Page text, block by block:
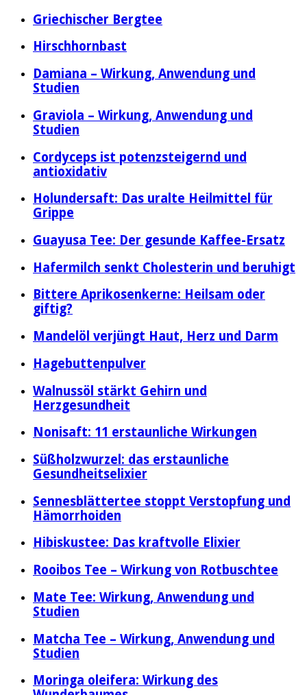
Griechischer Bergtee
Hirschhornbast
Damiana – Wirkung, Anwendung und
Studien
Graviola – Wirkung, Anwendung und
Studien
Cordyceps ist potenzsteigernd und
antioxidativ
Holundersaft: Das uralte Heilmittel für
Grippe
Guayusa Tee: Der gesunde Kaffee-Ersatz
Hafermilch senkt Cholesterin und beruhigt
Bittere Aprikosenkerne: Heilsam oder
giftig?
Mandelöl verjüngt Haut, Herz und Darm
Hagebuttenpulver
Walnussöl stärkt Gehirn und
Herzgesundheit
Nonisaft: 11 erstaunliche Wirkungen
Süßholzwurzel: das erstaunliche
Gesundheitselixier
Sennesblättertee stoppt Verstopfung und
Hämorrhoiden
Hibiskustee: Das kraftvolle Elixier
Rooibos Tee – Wirkung von Rotbuschtee
Mate Tee: Wirkung, Anwendung und
Studien
Matcha Tee – Wirkung, Anwendung und
Studien
Moringa oleifera: Wirkung des